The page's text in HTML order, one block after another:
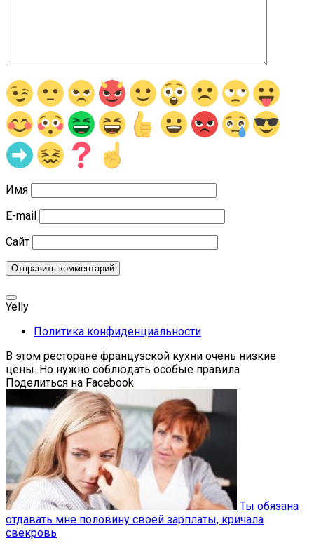
Имя
E-mail
Сайт
Yelly
Политика конфиденциальности
В этом ресторане французской кухни очень низкие
цены. Но нужно соблюдать особые правила
Поделиться на Facebook
Ты обязана
отдавать мне половину своей зарплаты, кричала
свекровь